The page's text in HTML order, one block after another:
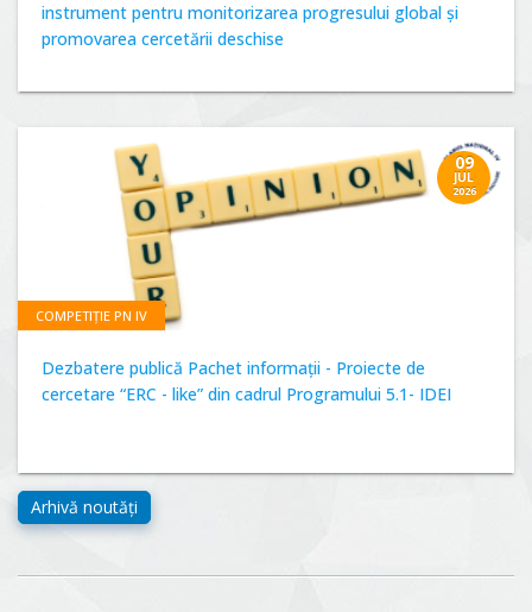
instrument pentru monitorizarea progresului global și
promovarea cercetării deschise
09
JUL
2026
COMPETIȚIE PN IV
Dezbatere publică Pachet informații - Proiecte de
cercetare “ERC - like” din cadrul Programului 5.1- IDEI